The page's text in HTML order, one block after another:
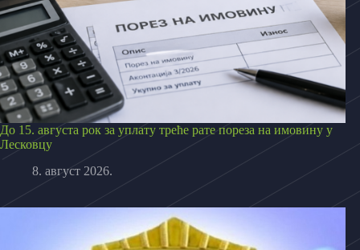
До 15. августа рок за уплату треће рате пореза на имовину у
Лесковцу
8. август 2026.